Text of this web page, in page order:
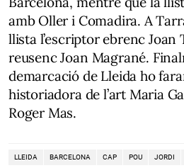
amb Oller i Comadira. A
llista l’escriptor ebrenc
reusenc Joan Magrané.
demarcació de Lleida ho
historiadora de l’art Maria
Roger Mas.
LLEIDA BARCELONA CAP POU JORDI